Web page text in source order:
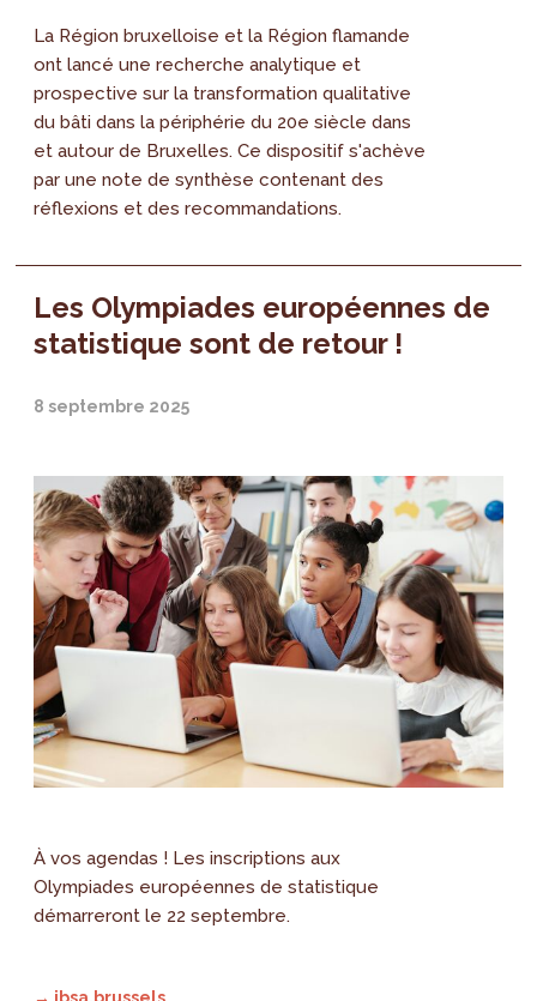
La Région bruxelloise et la Région flamande
ont lancé une recherche analytique et
prospective sur la transformation qualitative
du bâti dans la périphérie du 20e siècle dans
et autour de Bruxelles. Ce dispositif s'achève
par une note de synthèse contenant des
réflexions et des recommandations.
Les Olympiades européennes de
statistique sont de retour !
8 septembre 2025
À vos agendas ! Les inscriptions aux
Olympiades européennes de statistique
démarreront le 22 septembre.